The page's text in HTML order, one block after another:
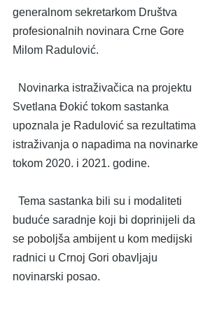
generalnom sekretarkom Društva
profesionalnih novinara Crne Gore
Milom Radulović.
Svetlana Đokić tokom sastanka
upoznala je Radulović sa rezultatima
istraživanja o napadima na novinarke
tokom 2020. i 2021. godine.
buduće saradnje koji bi doprinijeli da
se poboljša ambijent u kom medijski
radnici u Crnoj Gori obavljaju
novinarski posao.